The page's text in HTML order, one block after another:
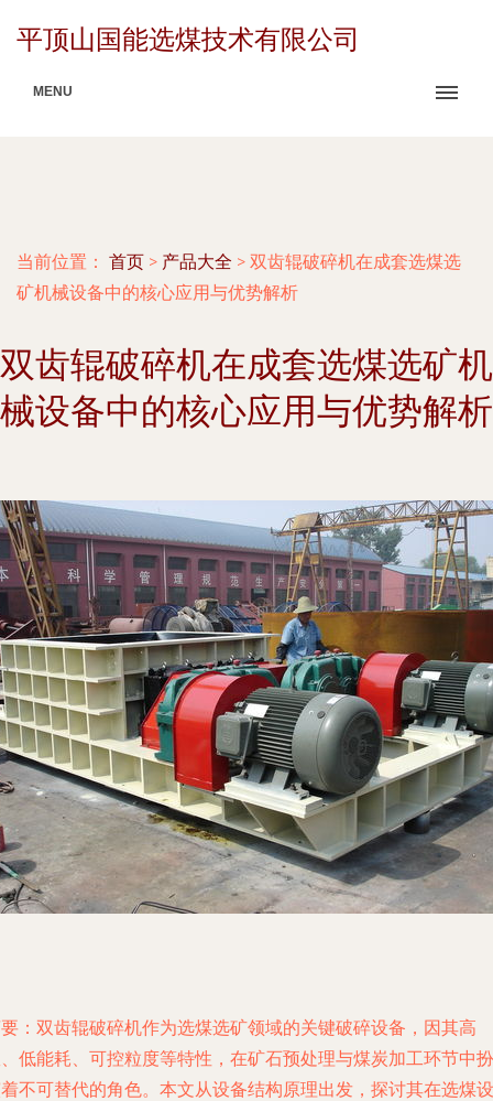
平顶山国能选煤技术有限公司
MENU
当前位置： 首页 > 产品大全 > 双齿辊破碎机在成套选煤选
矿机械设备中的核心应用与优势解析
双齿辊破碎机在成套选煤选矿机
械设备中的核心应用与优势解析
：双齿辊破碎机作为选煤选矿领域的关键破碎设备，因其高
低能耗、可控粒度等特性，在矿石预处理与煤炭加工环节中扮
不可替代的角色。本文从设备结构原理出发，探讨其在选煤设